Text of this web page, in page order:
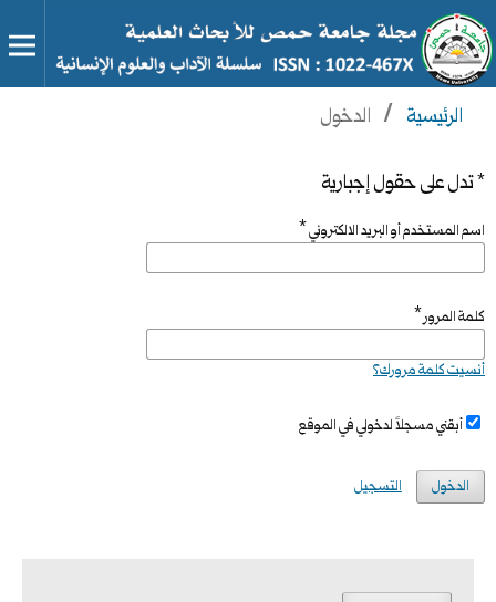
الرئيسية / الدخول
* تدل على حقول إجبارية
اسم المستخدم أو البريد الالكتروني*
كلمة المرور*
أنسيت كلمة مرورك؟
أبقني مسجلاً لدخولي في الموقع
الدخول التسجيل